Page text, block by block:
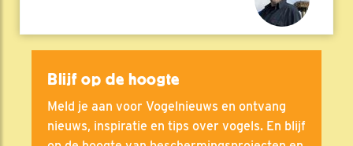
Blijf op de hoogte
Meld je aan voor Vogelnieuws en ontvang
nieuws, inspiratie en tips over vogels. En blijf